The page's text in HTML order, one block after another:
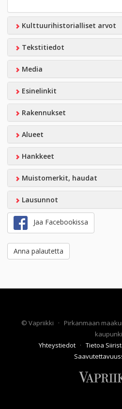
Kulttuurihistorialliset arvot
Tekstitiedot
Media
Esinelinkit
Rakennukset
Alueet
Hankkeet
Muistomerkit, haudat
Lausunnot
Jaa Facebookissa
Anna palautetta
© Vapriikki · Pirkanmaan
kaupunki
Yhteystiedot · Tietoa